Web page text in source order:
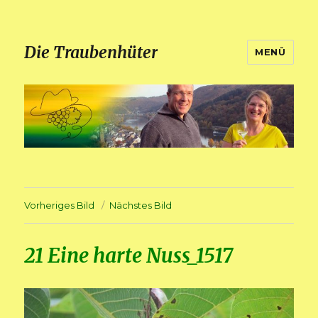
Die Traubenhüter MENÜ
Vorheriges Bild Nächstes Bild
21 Eine harte Nuss_1517